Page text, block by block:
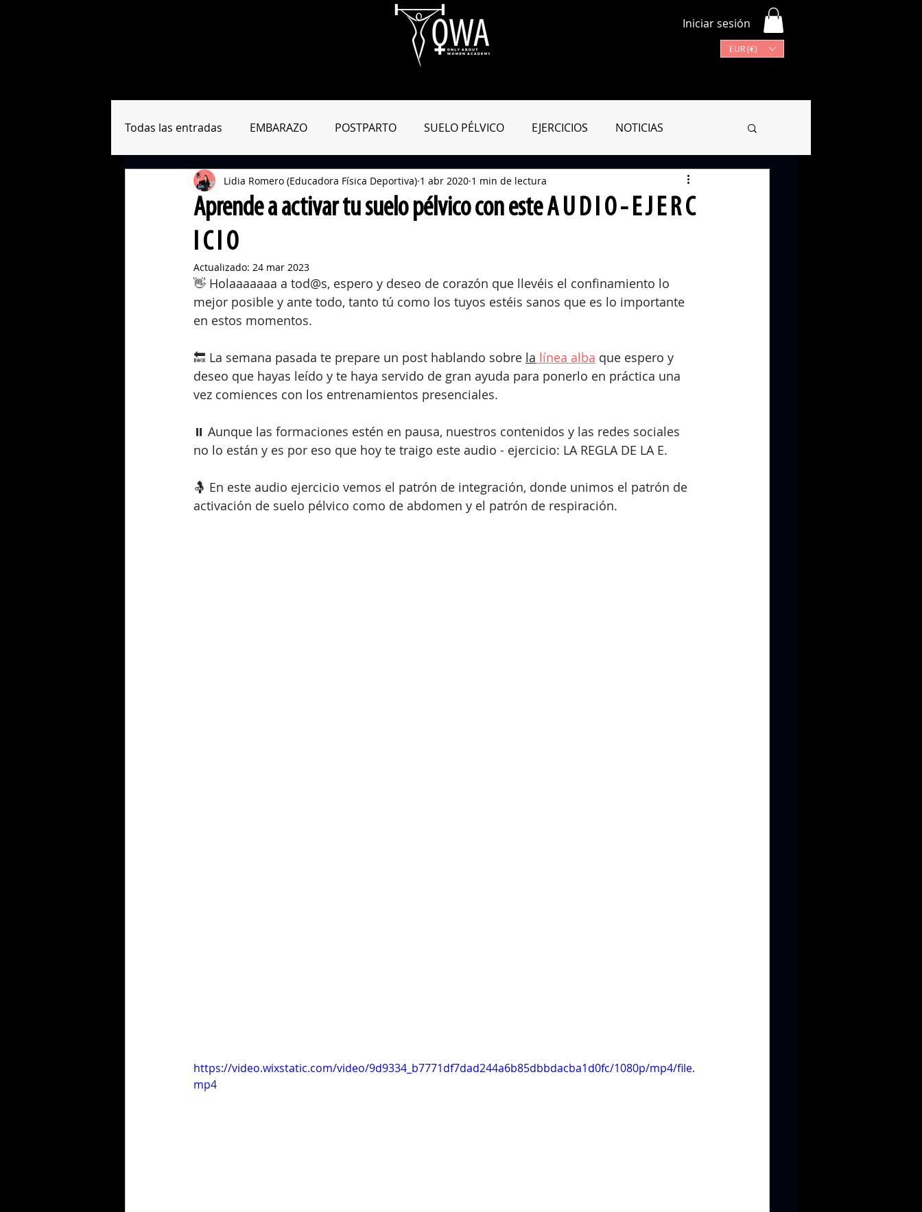
Iniciar sesión
EUR (€)
Todas las entradas EMBARAZO POSTPARTO SUELO PÉLVICO EJERCICIOS NOTICIAS
RESUMEN PAPERS HERRAMIENTAS ENTRENAMIENTO MATRO-CONSEJOS
Aprende a activar tu suelo pélvico con este A U D I O - E J E R C
I C I O
Lidia Romero (Educadora Física Deportiva) 1 abr 2020 1 min de lectura
Actualizado: 24 mar 2023
👋 Holaaaaaaa a tod@s, espero y deseo de corazón que llevéis el confinamiento lo
mejor posible y ante todo, tanto tú como los tuyos estéis sanos que es lo importante
en estos momentos.
🔙 La semana pasada te prepare un post hablando sobre la línea alba que espero y
deseo que hayas leído y te haya servido de gran ayuda para ponerlo en práctica una
vez comiences con los entrenamientos presenciales.
⏸ Aunque las formaciones estén en pausa, nuestros contenidos y las redes sociales
no lo están y es por eso que hoy te traigo este audio - ejercicio: LA REGLA DE LA E.
🤱 En este audio ejercicio vemos el patrón de integración, donde unimos el patrón de
activación de suelo pélvico como de abdomen y el patrón de respiración.
https://video.wixstatic.com/video/9d9334_b7771df7dad244a6b85dbbdacba1d0fc/1080p/mp4/file.
mp4